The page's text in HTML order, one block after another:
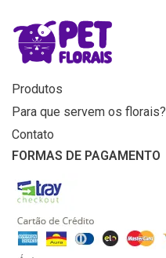
MENU
Home
Produtos
Para que servem os florais?
Contato
FORMAS DE PAGAMENTO